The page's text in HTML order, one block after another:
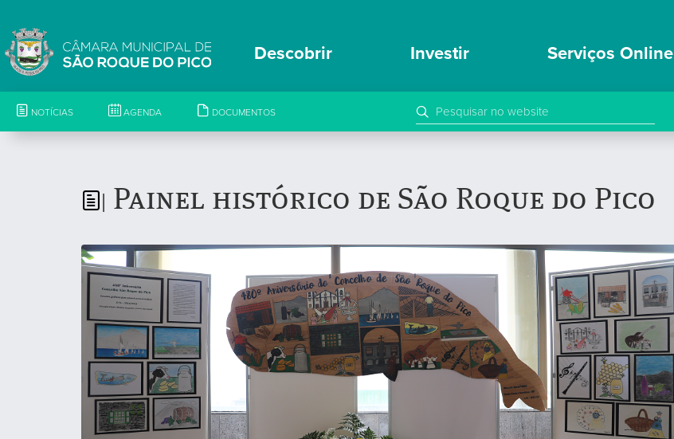
Descobrir Investir Serviços Online
NOTÍCIAS AGENDA DOCUMENTOS
Painel histórico de São Roque do Pico